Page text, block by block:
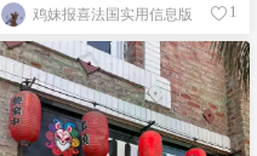
鸡妹报喜法国实用信息版 1